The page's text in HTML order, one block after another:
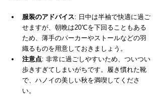
服装のアドバイス: 日中は半袖で快適に過ご
せますが、朝晩は20℃を下回ることもある
ため、薄手のパーカーやストールなどの羽
織るものを用意しておきましょう。
注意点: 非常に過ごしやすいため、ついつい
歩きすぎてしまいがちです。履き慣れた靴
で、ハノイの美しい秋を満喫してくださ
い。